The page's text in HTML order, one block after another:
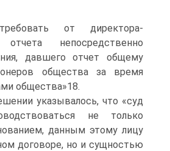
от директора-
отчета непосредственно
давшего отчет общему
общества за время
общества»18.
указывалось, что «суд
не только
данным этому лицу
договоре, но и сущностью